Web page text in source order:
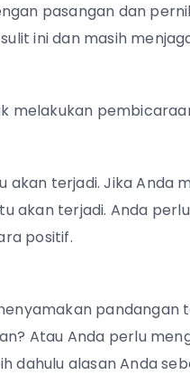
pasangan dan
ini dan masih
melakukan
terjadi. Jika Anda
akan terjadi. Anda
positif.
pandangan
Atau Anda perlu
dahulu alasan Anda